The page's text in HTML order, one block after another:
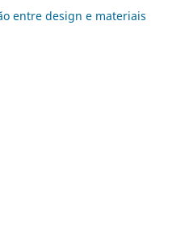
entre design e materiais